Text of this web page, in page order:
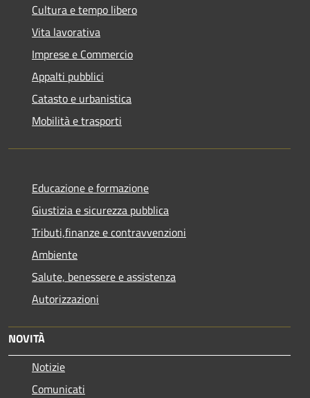
Cultura e tempo libero
Vita lavorativa
Imprese e Commercio
Appalti pubblici
Catasto e urbanistica
Mobilità e trasporti
Educazione e formazione
Giustizia e sicurezza pubblica
Tributi,finanze e contravvenzioni
Ambiente
Salute, benessere e assistenza
Autorizzazioni
NOVITÀ
Notizie
Comunicati